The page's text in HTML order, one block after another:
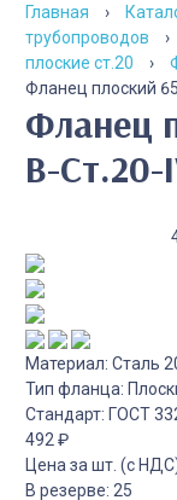
Главная
›
трубопроводов
›
плоские ст.20
›
Фланец плоский
Фланец плоский 65-10-01-1-
B-
Материал: Сталь
Тип фланца:
Стандарт: ГОСТ
492 ₽
Цена за шт. (с
В резерве: 25